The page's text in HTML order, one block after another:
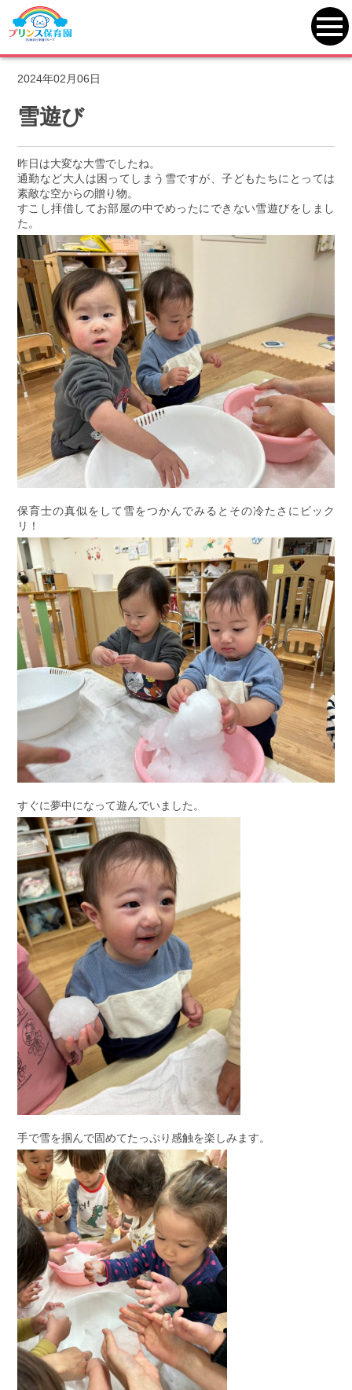
プリンス保育園
2024年02月06日
雪遊び
昨日は大変な大雪でしたね。
通勤など大人は困ってしまう雪ですが、子どもたちにとっては
素敵な空からの贈り物。
すこし拝借してお部屋の中でめったにできない雪遊びをしまし
た。
保育士の真似をして雪をつかんでみるとその冷たさにビック
リ！
すぐに夢中になって遊んでいました。
手で雪を掴んで固めてたっぷり感触を楽しみます。